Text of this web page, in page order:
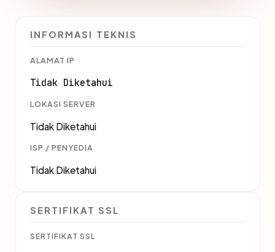
INFORMASI TEKNIS
ALAMAT IP
Tidak Diketahui
LOKASI SERVER
Tidak Diketahui
ISP / PENYEDIA
Tidak Diketahui
SERTIFIKAT SSL
SERTIFIKAT SSL